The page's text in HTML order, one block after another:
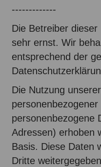
-------------
Die Betreiber
sehr ernst. Wir
entsprechend der
Die Nutzung
personenbezogene
Adressen) erhoben
Basis. Diese Daten
Dritte